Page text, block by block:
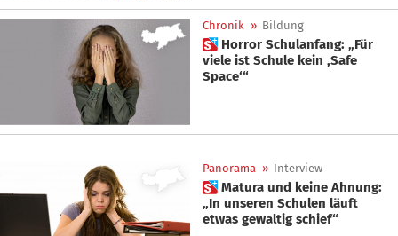
Chronik » Bildung
 Horror Schulanfang: „Für
viele ist Schule kein ,Safe
Space‘“
Panorama » Interview
 Matura und keine Ahnung:
„In unseren Schulen läuft
etwas gewaltig schief“